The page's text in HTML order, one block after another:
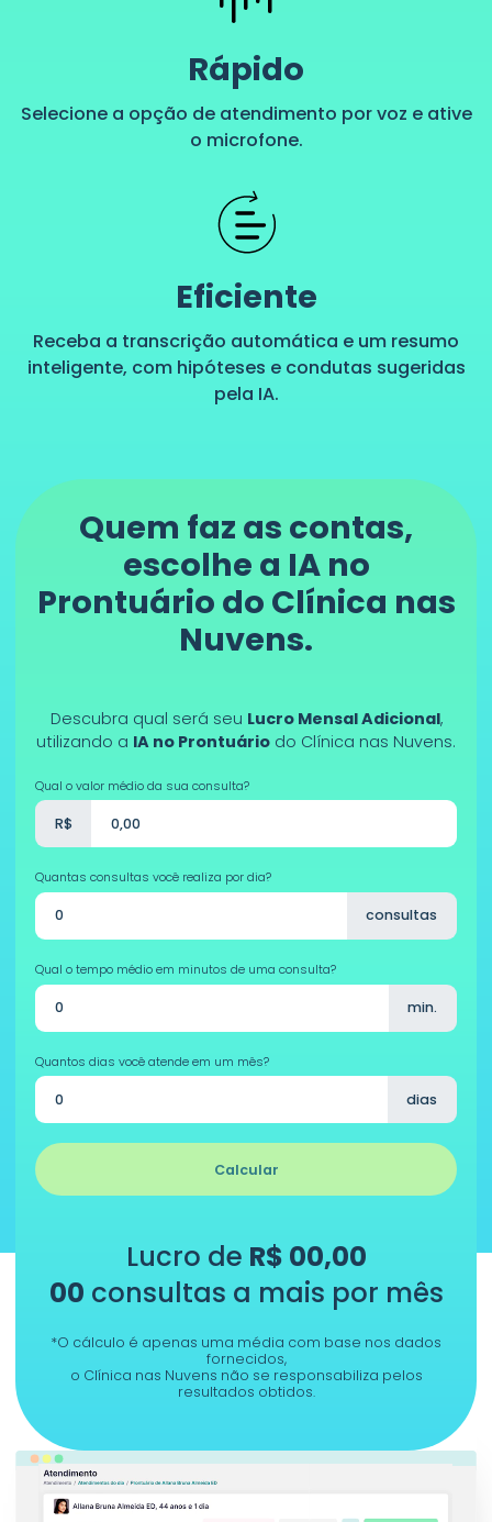
Rápido
Selecione a opção de atendimento por voz e ative
o microfone.
Eficiente
Receba a transcrição automática e um resumo
inteligente, com hipóteses e condutas sugeridas
pela IA.
Quem faz as contas,
escolhe a IA no
Prontuário do Clínica nas
Nuvens.
Descubra qual será seu Lucro Mensal Adicional,
utilizando a IA no Prontuário do Clínica nas Nuvens.
Qual o valor médio da sua consulta?
R$
Quantas consultas você realiza por dia?
consultas
Qual o tempo médio em minutos de uma consulta?
min.
Quantos dias você atende em um mês?
dias
Calcular
Lucro de R$ 00,00
00 consultas a mais por mês
*O cálculo é apenas uma média com base nos dados
fornecidos,
o Clínica nas Nuvens não se responsabiliza pelos
resultados obtidos.